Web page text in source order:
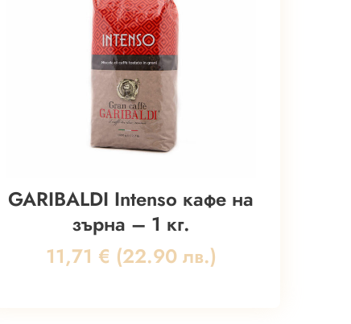
GARIBALDI Intenso кафе на
зърна – 1 кг.
11,71 € (22.90 лв.)